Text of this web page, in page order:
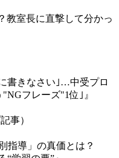
教室長に直撃して分かっ
書きなさい｣…中受プロ
フレーズ"1位｣』
事）
指導」の真価とは？